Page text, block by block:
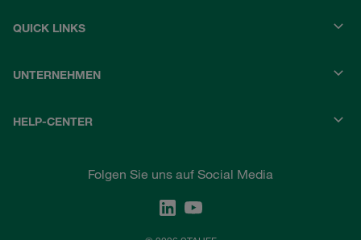
QUICK LINKS
UNTERNEHMEN
HELP-CENTER
Folgen Sie uns auf Social Media